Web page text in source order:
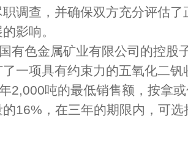
调查，并确保双方充分评估
影响。
有色金属矿业有限公司的控股
一项具有约束力的五氧化二钒
2,000吨的最低销售额，按拿
16%，在三年的期限内，可